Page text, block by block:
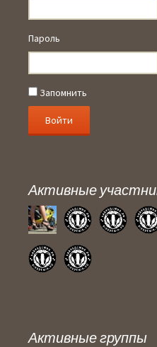
Пароль
Запомнить
Активные
Активные группы